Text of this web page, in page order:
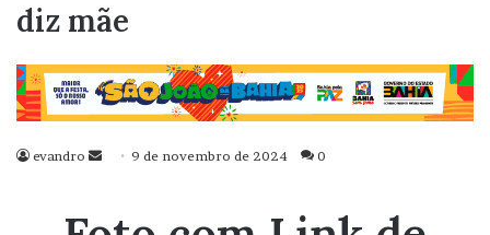
diz mãe
evandro
Mande9 de novembro de 2024 0